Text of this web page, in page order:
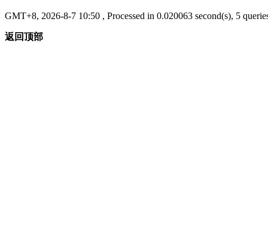
GMT+8, 2026-8-7 10:50 , Processed in 0.020063 second(s), 5
返回顶部